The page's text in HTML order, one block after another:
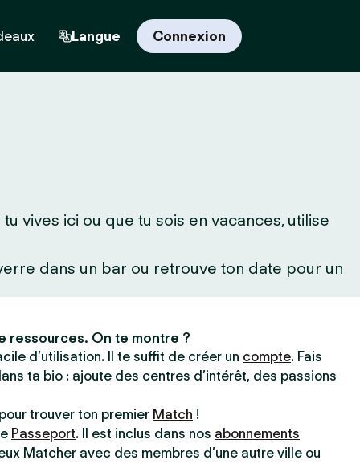
Langue Connexion
vives ici ou que tu sois en vacances, utilise
dans un bar ou retrouve ton date pour un
ressources. On te montre ?
d’utilisation. Il te suffit de créer un compte. Fais
ta bio : ajoute des centres d’intérêt, des passions
trouver ton premier Match !
Passeport. Il est inclus dans nos abonnements
Matcher avec des membres d’une autre ville ou